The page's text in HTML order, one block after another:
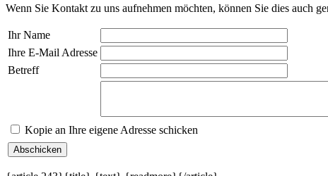
Wenn Sie Kontakt zu uns aufnehmen möchten, können Sie dies auch
Ihr Name
Ihre E-Mail Adresse
Betreff
Kopie an Ihre eigene Adresse schicken